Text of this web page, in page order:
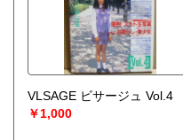
VLSAGE ビサージュ Vol.4
￥1,000